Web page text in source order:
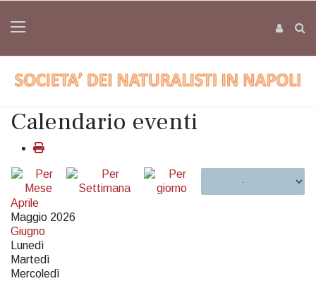
Calendario eventi
Aprile
Maggio 2026
Giugno
Lunedì
Martedì
Mercoledì